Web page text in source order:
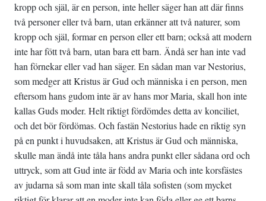
kropp och själ, är en person, inte heller säger han att där finns
två personer eller två barn, utan erkänner att två naturer, som
kropp och själ, formar en person eller ett barn; också att modern
inte har fött två barn, utan bara ett barn. Ändå ser han inte vad
han förnekar eller vad han säger. En sådan man var Nestorius,
som medger att Kristus är Gud och människa i en person, men
eftersom hans gudom inte är av hans mor Maria, skall hon inte
kallas Guds moder. Helt riktigt fördömdes detta av konciliet,
och det bör fördömas. Och fastän Nestorius hade en riktig syn
på en punkt i huvudsaken, att Kristus är Gud och människa,
skulle man ändå inte tåla hans andra punkt eller sådana ord och
uttryck, som att Gud inte är född av Maria och inte korsfästes
av judarna så som man inte skall tåla sofisten (som mycket